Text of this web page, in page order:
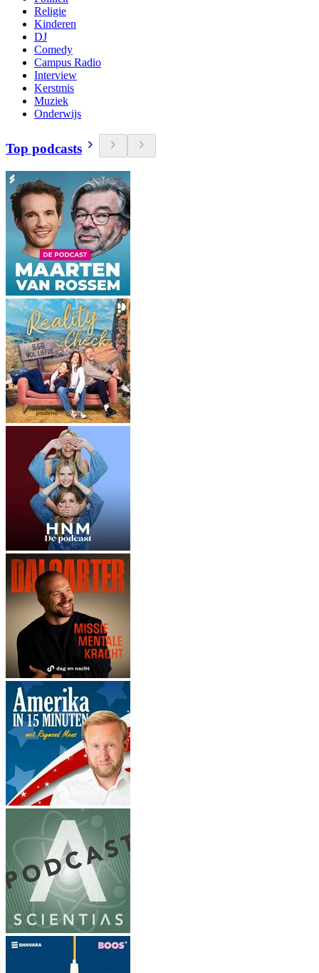
Religie
Kinderen
DJ
Comedy
Campus Radio
Interview
Kerstmis
Muziek
Onderwijs
Top podcasts